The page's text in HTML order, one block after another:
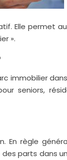
Elle permet
».
immobilier
seniors,
En règle
parts dans